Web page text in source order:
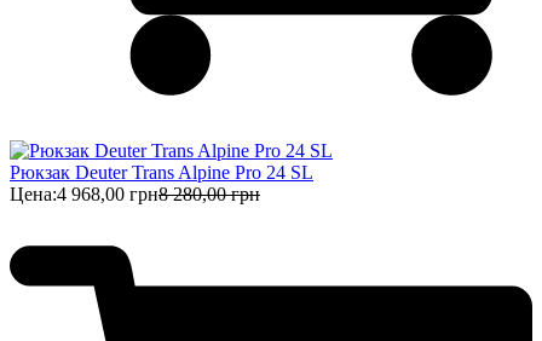
Рюкзак Deuter Trans Alpine Pro 24 SL
Цена:4 968,00 грн8 280,00 грн